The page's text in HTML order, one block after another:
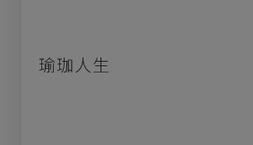
瑜珈人生